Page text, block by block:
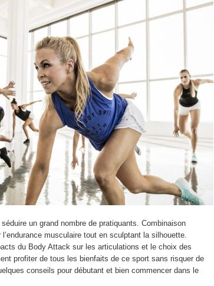
un grand nombre de pratiquants. Combinaison
musculaire tout en sculptant la silhouette.
du Body Attack sur les articulations et le choix des
profiter de tous les bienfaits de ce sport sans risquer de
conseils pour débutant et bien commencer dans le